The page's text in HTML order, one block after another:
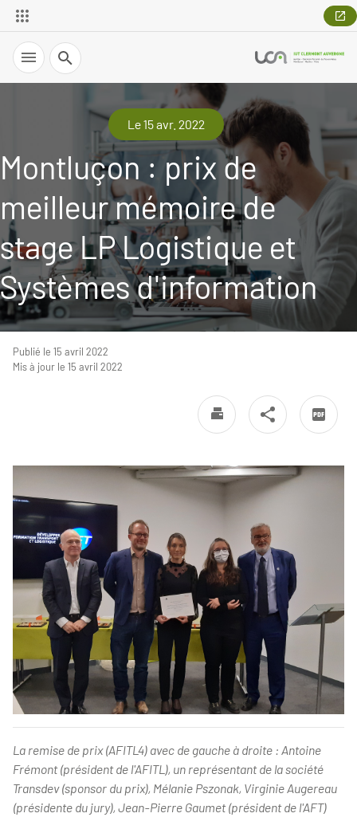
Recherche
Le 15 avr. 2022
Montluçon : prix de
meilleur mémoire de
stage LP Logistique et
Systèmes d'information
Publié le 15 avril 2022
Mis à jour le 15 avril 2022
La remise de prix (AFITL4) avec de gauche à droite : Antoine
Frémont (président de l'AFITL), un représentant de la société
Transdev (sponsor du prix), Mélanie Pszonak, Virginie Augereau
(présidente du jury), Jean-Pierre Gaumet (président de l'AFT)